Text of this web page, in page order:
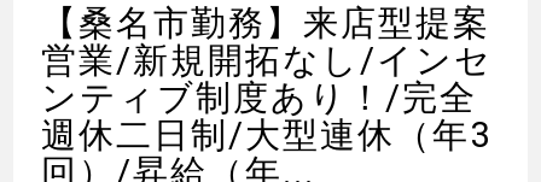
【桑名市勤務】来店型提案
営業/新規開拓なし/インセ
ンティブ制度あり！/完全
週休二日制/大型連休（年3
回）/昇給（年...